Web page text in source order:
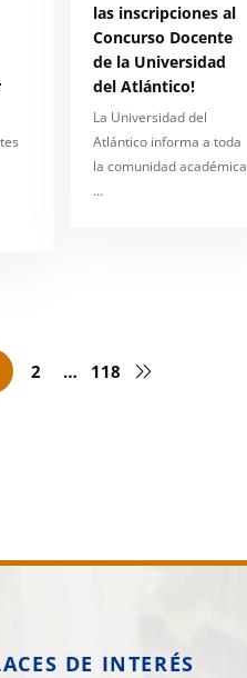
las inscripciones al
Concurso Docente
de la Universidad
del Atlántico!
La Universidad del
Atlántico informa a toda
la comunidad académica
…
2 … 118
DE INTERÉS